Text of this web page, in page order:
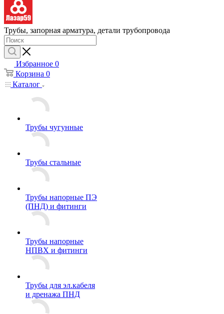
Трубы, запорная арматура, детали трубопровода
Избранное 0
Корзина 0
Каталог
Трубы чугунные
Трубы стальные
Трубы напорные ПЭ
(ПНД) и фитинги
Трубы напорные
НПВХ и фитинги
Трубы для эл.кабеля
и дренажа ПНД